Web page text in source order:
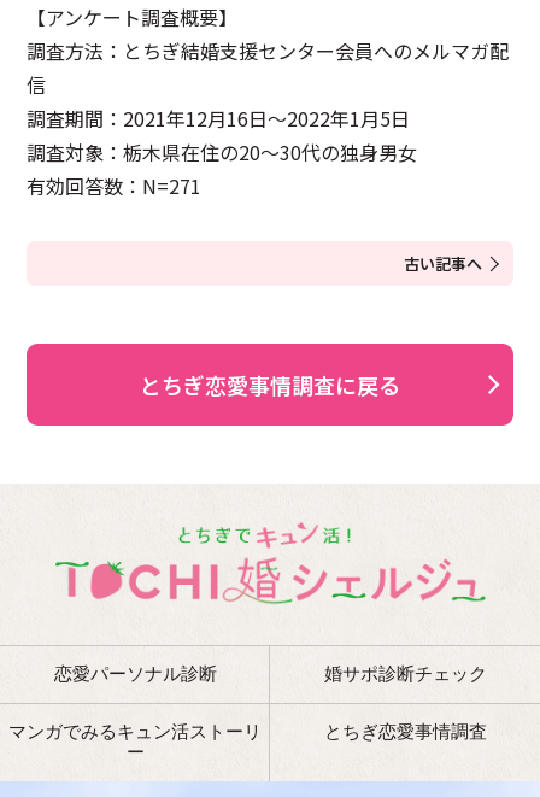
【アンケート調査概要】
調査方法：とちぎ結婚支援センター会員へのメルマガ配
信
調査期間：2021年12月16日〜2022年1月5日
調査対象：栃木県在住の20～30代の独身男女
有効回答数：N=271
古い記事へ
とちぎ恋愛事情調査に戻る
恋愛パーソナル診断 婚サポ診断チェック
マンガでみるキュン活ストーリ
ー
とちぎ恋愛事情調査